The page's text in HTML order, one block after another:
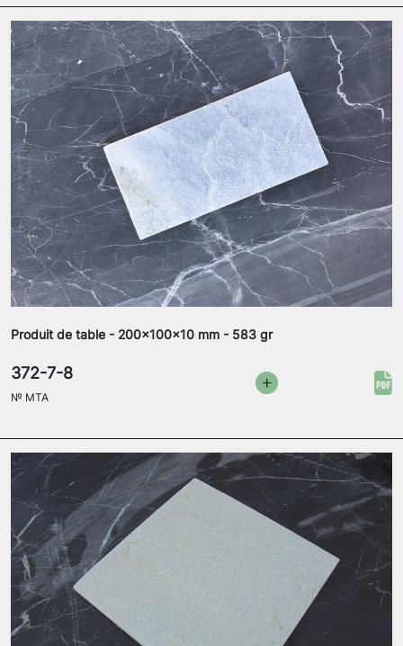
Produit de table - 200x100x10 mm - 583 gr
372-7-8
№ MTA